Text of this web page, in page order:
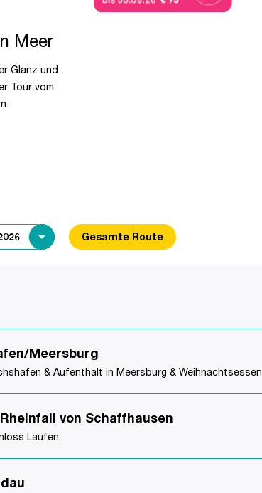
Meer
Glanz und
Tour vom
Gesamte Route
Meersburg
& Aufenthalt in Meersburg & Weihnachtsessen
von Schaffhausen
Laufen